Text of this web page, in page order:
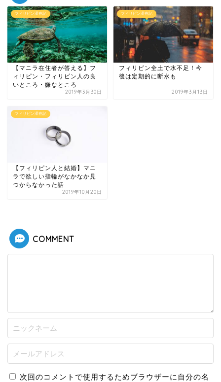
フィリピン滞在記
【マニラ在住者が答える】フ
ィリピン・フィリピン人の良
いところ・嫌なところ
2019年3月30日
フィリピン滞在記
フィリピン全土で水不足！今
後は定期的に断水も
2019年3月13日
フィリピン滞在記
【フィリピン人と結婚】マニ
ラで欲しい指輪がなかなか見
つからなかった話
2019年10月20日
COMMENT
次回のコメントで使用するためブラウザーに自分の名